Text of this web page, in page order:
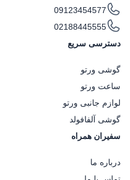
09123454577
02188445555
دسترسی سریع
گوشی ورتو
ساعت ورتو
لوازم جانبی ورتو
گوشی آلفافولد
سفیران همراه
درباره ما